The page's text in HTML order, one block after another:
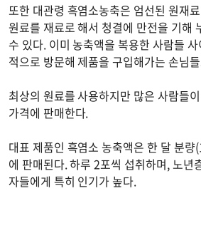
또한 대관령 흑염소농축은 엄선된 원재
원료를 재료로 해서 청결에 만전을 기해
수 있다. 이미 농축액을 복용한 사람들
적으로 방문해 제품을 구입해가는 손님
최상의 원료를 사용하지만 많은 사람들
가격에 판매한다.
대표 제품인 흑염소 농축액은 한 달 분
에 판매된다. 하루 2포씩 섭취하며, 노년
자들에게 특히 인기가 높다.